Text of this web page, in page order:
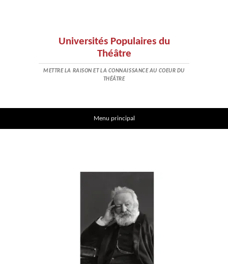
Universités Populaires du
Théâtre
METTRE LA RAISON ET LA CONNAISSANCE AU COEUR DU
THÉÂTRE
Menu principal